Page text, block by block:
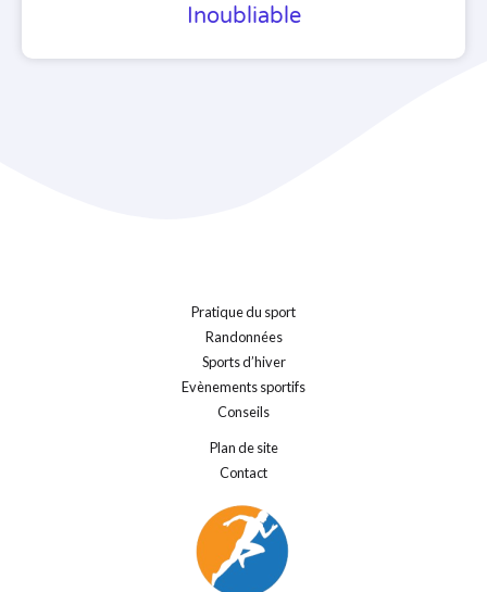
Inoubliable
Pratique du sport
Randonnées
Sports d’hiver
Evènements sportifs
Conseils
Plan de site
Contact